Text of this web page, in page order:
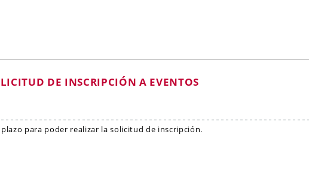
DE INSCRIPCIÓN A EVENTOS
para poder realizar la solicitud de inscripción.